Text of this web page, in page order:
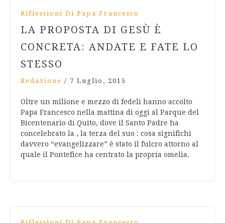
Riflessioni Di Papa Francesco
LA PROPOSTA DI GESÙ È
CONCRETA: ANDATE E FATE LO
STESSO
Redazione / 7 Luglio, 2015
Oltre un milione e mezzo di fedeli hanno accolto
Papa Francesco nella mattina di oggi al Parque del
Bicentenario di Quito, dove il Santo Padre ha
concelebrato la , la terza del suo : cosa significhi
davvero “evangelizzare” è stato il fulcro attorno al
quale il Pontefice ha centrato la propria omelia.